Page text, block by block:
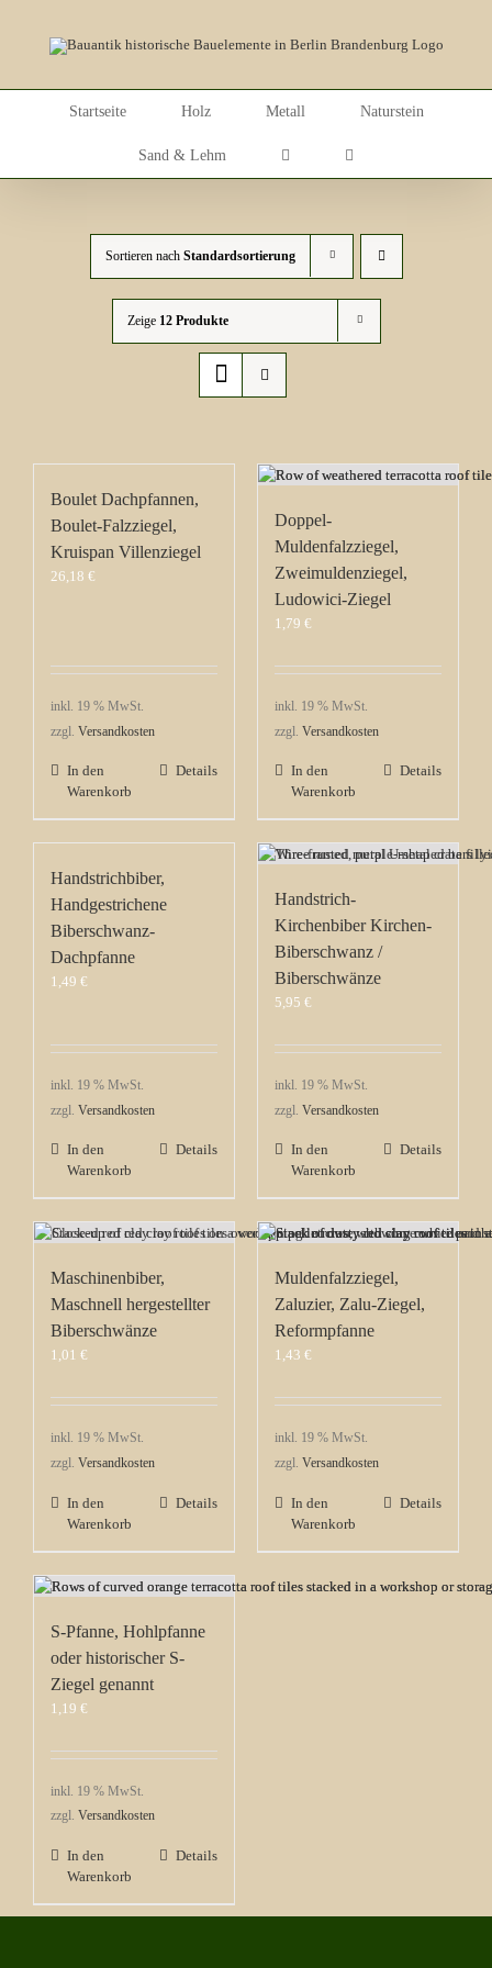
Startseite Holz Metall Naturstein
Sand & Lehm
Sortieren nach Standardsortierung
Zeige 12 Produkte
Boulet Dachpfannen,
Boulet-Falzziegel,
Kruispan Villenziegel
26,18 €
inkl. 19 % MwSt.
zzgl. Versandkosten
In den
Warenkorb
Details
Doppel-
Muldenfalzziegel,
Zweimuldenziegel,
Ludowici-Ziegel
1,79 €
inkl. 19 % MwSt.
zzgl. Versandkosten
In den
Warenkorb
Details
Handstrichbiber,
Handgestrichene
Biberschwanz-
Dachpfanne
1,49 €
inkl. 19 % MwSt.
zzgl. Versandkosten
In den
Warenkorb
Details
Handstrich-
Kirchenbiber Kirchen-
Biberschwanz /
Biberschwänze
5,95 €
inkl. 19 % MwSt.
zzgl. Versandkosten
In den
Warenkorb
Details
Maschinenbiber,
Maschnell hergestellter
Biberschwänze
1,01 €
inkl. 19 % MwSt.
zzgl. Versandkosten
In den
Warenkorb
Details
Muldenfalzziegel,
Zaluzier, Zalu-Ziegel,
Reformpfanne
1,43 €
inkl. 19 % MwSt.
zzgl. Versandkosten
In den
Warenkorb
Details
S-Pfanne, Hohlpfanne
oder historischer S-
Ziegel genannt
1,19 €
inkl. 19 % MwSt.
zzgl. Versandkosten
In den
Warenkorb
Details